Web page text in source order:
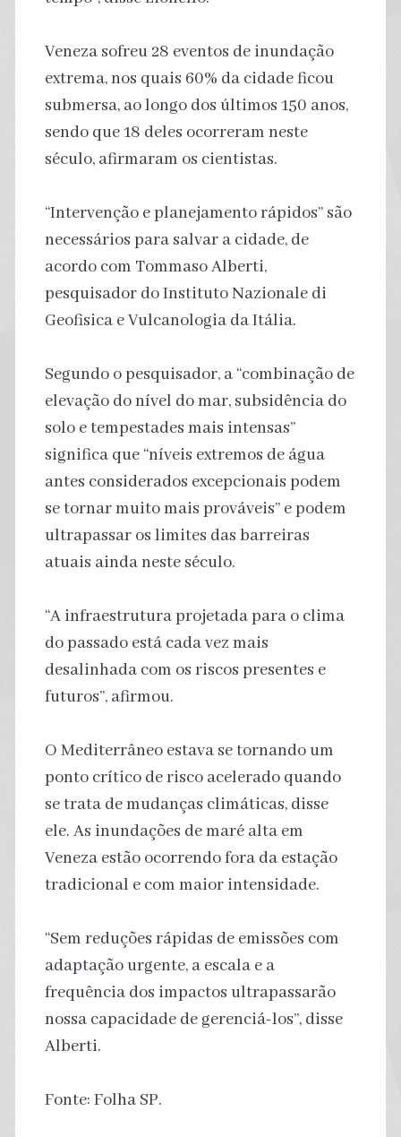
Veneza sofreu 28 eventos de inundação
extrema, nos quais 60% da cidade ficou
submersa, ao longo dos últimos 150 anos,
sendo que 18 deles ocorreram neste
século, afirmaram os cientistas.
“Intervenção e planejamento rápidos” são
necessários para salvar a cidade, de
acordo com Tommaso Alberti,
pesquisador do Instituto Nazionale di
Geofisica e Vulcanologia da Itália.
Segundo o pesquisador, a “combinação de
elevação do nível do mar, subsidência do
solo e tempestades mais intensas”
significa que “níveis extremos de água
antes considerados excepcionais podem
se tornar muito mais prováveis” e podem
ultrapassar os limites das barreiras
atuais ainda neste século.
“A infraestrutura projetada para o clima
do passado está cada vez mais
desalinhada com os riscos presentes e
futuros”, afirmou.
O Mediterrâneo estava se tornando um
ponto crítico de risco acelerado quando
se trata de mudanças climáticas, disse
ele. As inundações de maré alta em
Veneza estão ocorrendo fora da estação
tradicional e com maior intensidade.
“Sem reduções rápidas de emissões com
adaptação urgente, a escala e a
frequência dos impactos ultrapassarão
nossa capacidade de gerenciá-los”, disse
Alberti.
Fonte: Folha SP.